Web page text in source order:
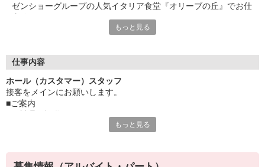
ゼンショーグループの人気イタリア食堂『オリーブの丘』でお仕
◎イタリアンが好き
万全の研修体制でしっかりとお教えするので
未経験の方も安心してチャレンジしてくださいね！
固定シフトで予定も立てやすい♪
曜日・時間はご相談ください。
「家事の空いた時間に扶養内で」
「土日祝メインで安定収入」
もっと見る
仕事内容
ホール（カスタマー）スタッフ
接客をメインにお願いします。
■ご案内
もっと見る